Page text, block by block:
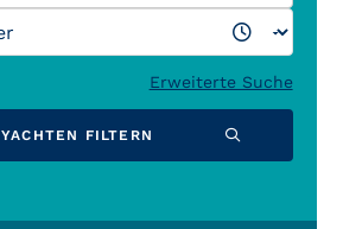
Erweiterte Suche
YACHTEN FILTERN